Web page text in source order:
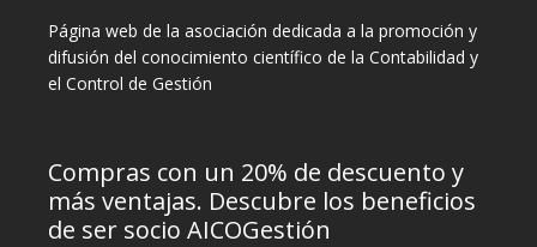
Página web de la asociación dedicada a la promoción y
difusión del conocimiento científico de la Contabilidad y
el Control de Gestión
Compras con un 20% de descuento y
más ventajas. Descubre los beneficios
de ser socio AICOGestión